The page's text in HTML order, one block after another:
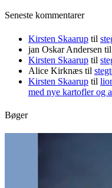
Seneste kommentarer
Kirsten Skaarup til
jan Oskar Andersen til
Kirsten Skaarup til
Alice Kirknæs til
Kirsten Skaarup til
med nye kartofler og
Bøger